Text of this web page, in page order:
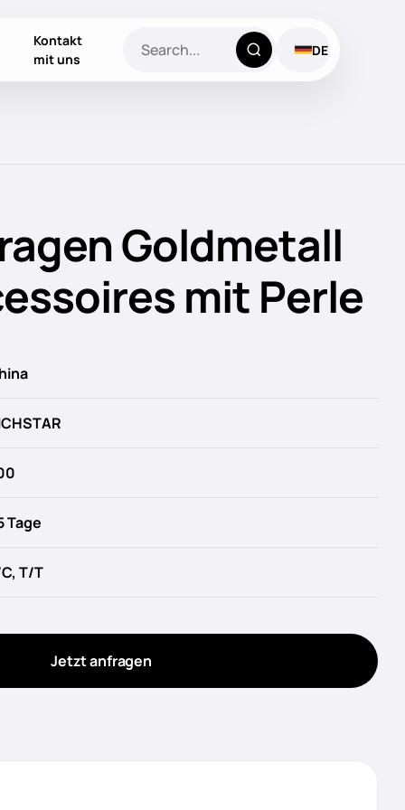
Kontakt
mit uns
DE
Goldmetall
mit Perle
Tage
T/T
Jetzt anfragen